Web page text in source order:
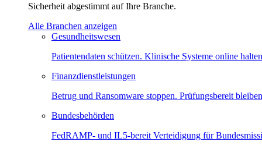
Sicherheit abgestimmt auf Ihre Branche.
Alle Branchen anzeigen
Gesundheitswesen
Patientendaten schützen. Klinische Systeme online
Finanzdienstleistungen
Betrug und Ransomware stoppen. Prüfungsbereit
Bundesbehörden
FedRAMP- und IL5-bereit Verteidigung für